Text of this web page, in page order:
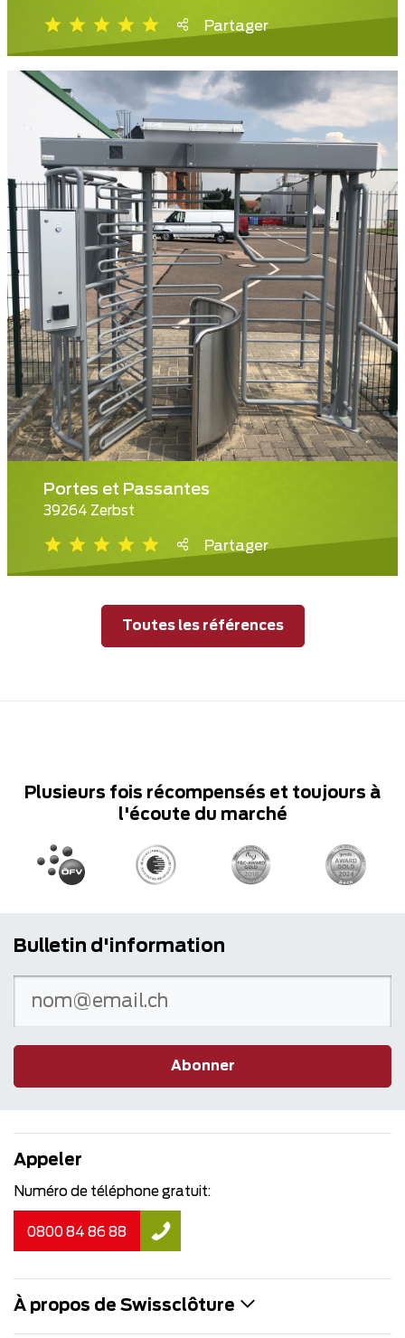
Partager
Portes et Passantes
39264 Zerbst
Partager
Toutes les références
Plusieurs fois récompensés et toujours à
l'écoute du marché
Bulletin d'information
Abonner
Appeler
Numéro de téléphone gratuit:
0800 84 86 88
À propos de Swissclôture